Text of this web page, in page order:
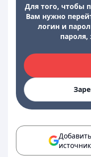
Для того, чтобы
Вам нужно
логин и
пароля,